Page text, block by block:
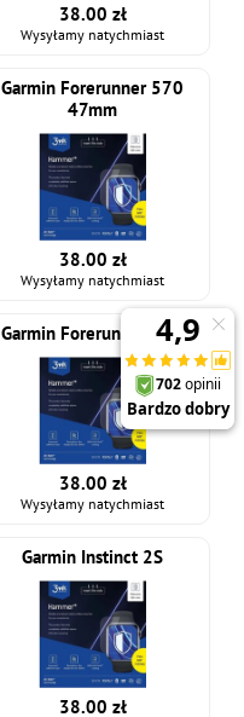
38.00 zł
Wysyłamy natychmiast
Garmin Forerunner 570
47mm
38.00 zł
Wysyłamy natychmiast
Garmin Forerunner 965
38.00 zł
Wysyłamy natychmiast
Garmin Instinct 2S
38.00 zł